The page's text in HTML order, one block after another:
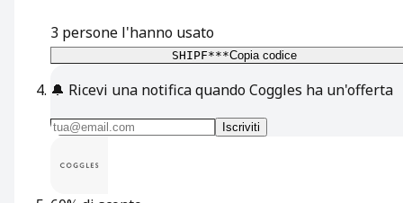
3 persone l'hanno usato
SHIPF***Copia codice
🔔 Ricevi una notifica quando Coggles ha un'offerta
Iscriviti